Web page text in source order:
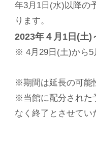
年3月1日(水)以降の
ります。
2023年４月1日(土)
※ 4月29日(土)から5
※期間は延長の可能
※当館に配分された
なく終了とさせてい